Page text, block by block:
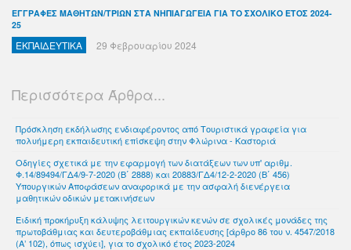
ΕΓΓΡΑΦΕΣ ΜΑΘΗΤΩΝ/ΤΡΙΩΝ ΣΤΑ ΝΗΠΙΑΓΩΓΕΙΑ ΓΙΑ ΤΟ ΣΧΟΛΙΚΟ ΕΤΟΣ 2024-
25
ΕΚΠΑΙΔΕΥΤΙΚΑ 29 Φεβρουαρίου 2024
Περισσότερα Άρθρα...
Πρόσκληση εκδήλωσης ενδιαφέροντος από Τουριστικά γραφεία για
πολυήμερη εκπαιδευτική επίσκεψη στην Φλώρινα - Καστοριά
Οδηγίες σχετικά με την εφαρμογή των διατάξεων των υπ' αριθμ.
Φ.14/89494/ΓΔ4/9-7-2020 (B΄ 2888) και 20883/ΓΔ4/12-2-2020 (Β΄ 456)
Υπουργικών Αποφάσεων αναφορικά με την ασφαλή διενέργεια
μαθητικών οδικών μετακινήσεων
Ειδική προκήρυξη κάλυψης λειτουργικών κενών σε σχολικές μονάδες της
πρωτοβάθμιας και δευτεροβάθμιας εκπαίδευσης [άρθρο 86 του ν. 4547/2018
(Α’ 102), όπως ισχύει], για το σχολικό έτος 2023-2024